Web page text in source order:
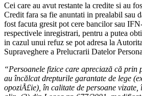
Cei care au avut restante la credite si au
Credit fara sa fie anuntati in prealabil sau
fost facuta gresit pot cere bancilor sau
respectivele inregistrari, pentru a putea
in cazul unui refuz se pot adresa la
Supraveghere a Prelucrarii Datelor
“Persoanele fizice care apreciază că
au încălcat drepturile garantate de lege
opoziÅ£ie), în calitate de persoane